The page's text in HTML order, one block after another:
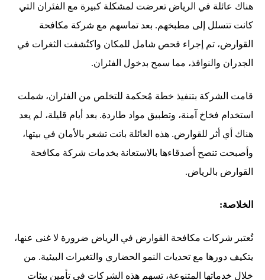
هناك عائلة في الرياض تعرضت لمشكلة كبيرة مع الفئران التي
كانت تتسلل إلى مطبخهم. بعد تماسهم مع شركة مكافحة
القوارض، تم إجراء فحص شامل للمكان واكتُشفت الثغرات في
الجدران والنوافذ، مما سمح بدخول الفئران.
قامت الشركة بتنفيذ خطة مُحكمة للتخلص من الفئران، شملت
استخدام فخاخ آمنة، وتطبيق مواد طاردة. بعد أيام قليلة، لم يعد
هناك أي أثر للقوارض. هذه العائلة باتت تشعر بالأمان في بيتها،
وأصبحت تنصح أصدقاءها بالاستعانة بخدمات شركة مكافحة
القوارض بالرياض.
الخلاصة:
تُعتبر شركات مكافحة القوارض في الرياض ضرورة لا غنى عنها،
يتكيف دورها مع تحديات النمو الحضاري والتغيرات البيئية. من
خلال خدماتها المتنوعة، تسهم هذه الشركات في تأمين بيئات